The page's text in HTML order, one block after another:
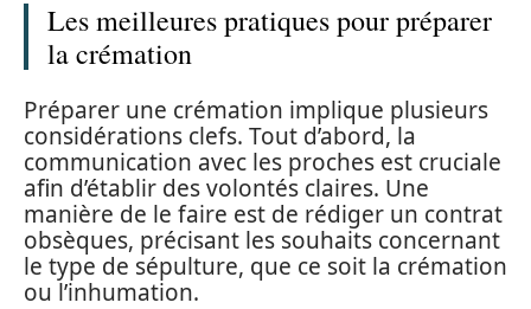
Les meilleures pratiques pour préparer
la crémation
Préparer une crémation implique plusieurs
considérations clefs. Tout d’abord, la
communication avec les proches est cruciale
afin d’établir des volontés claires. Une
manière de le faire est de rédiger un contrat
obsèques, précisant les souhaits concernant
le type de sépulture, que ce soit la crémation
ou l’inhumation.